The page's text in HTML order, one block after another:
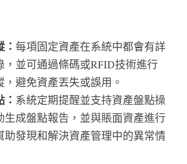
每項固定資產在系統中都會有詳
，並可通過條碼或RFID技術進行
，避免資產丟失或誤用。
系統定期提醒並支持資產盤點操
生成盤點報告，並與賬面資產進行
助發現和解決資產管理中的異常情